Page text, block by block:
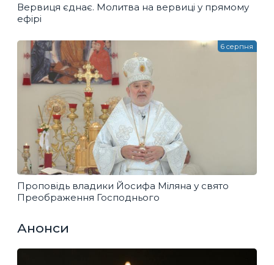
Вервиця єднає. Молитва на вервиці у прямому
ефірі
Проповідь владики Йосифа Міляна у свято
Преображення Господнього
6 серпня
Анонси